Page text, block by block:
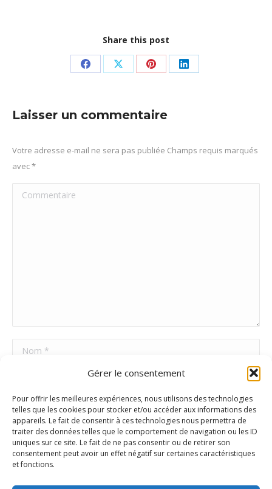
Gérer le consentement
Pour offrir les meilleures expériences, nous utilisons des technologies
telles que les cookies pour stocker et/ou accéder aux informations des
appareils. Le fait de consentir à ces technologies nous permettra de
traiter des données telles que le comportement de navigation ou les ID
uniques sur ce site. Le fait de ne pas consentir ou de retirer son
consentement peut avoir un effet négatif sur certaines caractéristiques
et fonctions.
Share this post
PartagerPartagerPartager
Pinterest
Partager
Laisser un commentaire
Votre adresse e-mail ne sera pas publiée Champs requis marqués
avec*
Commentaire
Nom *
Site Web
Poster commentaire